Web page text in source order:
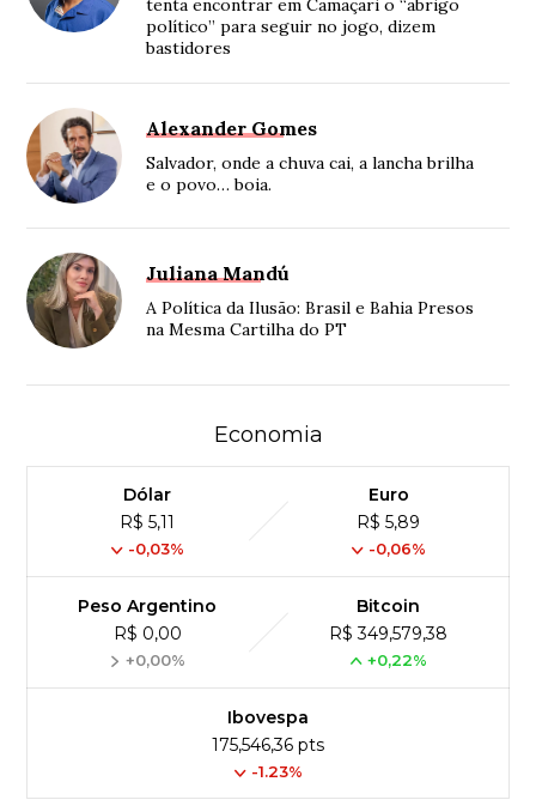
tenta encontrar em Camaçari o “abrigo
político” para seguir no jogo, dizem
bastidores
Alexander Gomes
Salvador, onde a chuva cai, a lancha brilha
e o povo… boia.
Juliana Mandú
A Política da Ilusão: Brasil e Bahia Presos
na Mesma Cartilha do PT
Economia
Dólar
R$ 5,11
-0,03%
Euro
R$ 5,89
-0,06%
Peso Argentino
R$ 0,00
+0,00%
Bitcoin
R$ 349,579,38
+0,22%
Ibovespa
175,546,36 pts
-1.23%